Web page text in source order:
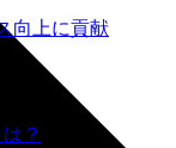
？
向上に貢献